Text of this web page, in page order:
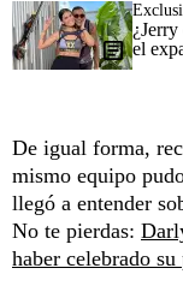
el
De igual forma,
mismo equipo
llegó a entender
No te pierdas:
haber celebrado